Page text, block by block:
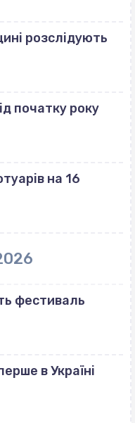
розслідують
початку року
на 16
фестиваль
в Україні